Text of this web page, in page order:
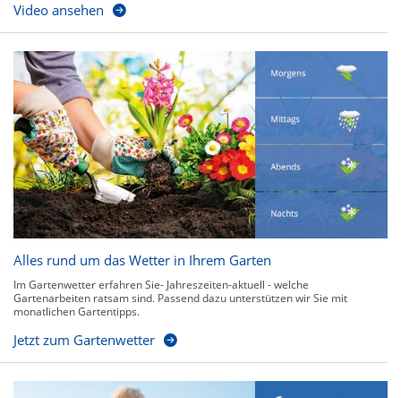
Video ansehen
Alles rund um das Wetter in Ihrem Garten
Im Gartenwetter erfahren Sie- Jahreszeiten-aktuell - welche
Gartenarbeiten ratsam sind. Passend dazu unterstützen wir Sie mit
monatlichen Gartentipps.
Jetzt zum Gartenwetter